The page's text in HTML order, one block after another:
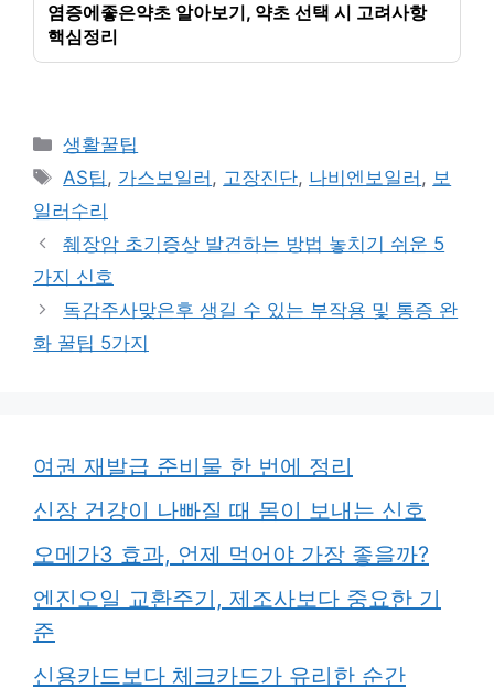
염증에좋은약초 알아보기, 약초 선택 시 고려사항
핵심정리
카
테
리
생활꿀팁
태
그
AS팁, 가스보일러 , 고장진단, 나비엔보일러 , 보
일러수리
췌장암 초기증상 발견하는 방법 놓치기 쉬운 5
가지 신호
독감주사맞은후 생길 수 있는 부작용 및 통증 완
화 꿀팁 5가지
여권 재발급 준비물 한 번에 정리
신장 건강이 나빠질 때 몸이 보내는 신호
오메가3 효과, 언제 먹어야 가장 좋을까?
엔진오일 교환주기, 제조사보다 중요한 기
준
신용카드보다 체크카드가 유리한 순간